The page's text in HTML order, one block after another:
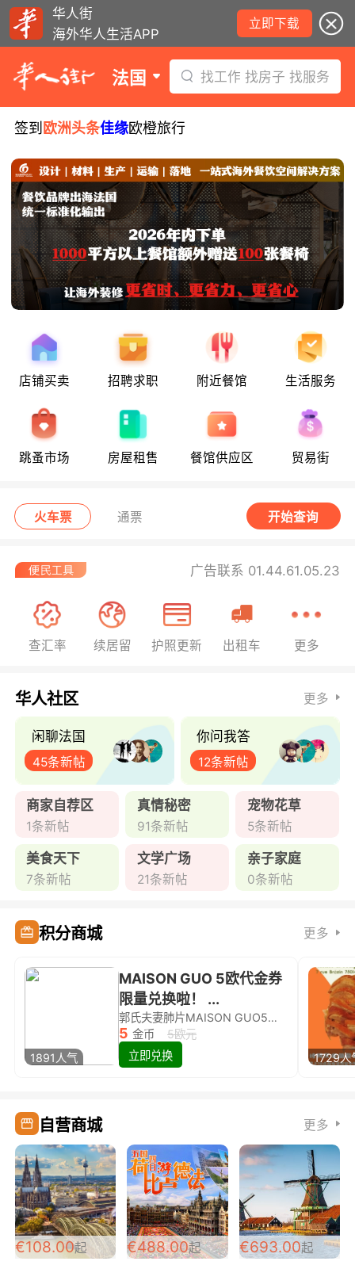
华人街
海外华人生活APP
立即下载
法国 找工作 找房子 找服务
签到 欧洲头条佳缘欧橙旅行
店铺买卖 招聘求职 附近餐馆 生活服务
跳蚤市场 房屋租售 餐馆供应区 贸易街
火车票 通票 开始查询
广告联系 01.44.61.05.23
查汇率 续居留 护照更新 出租车 更多
华人社区 更多
闲聊法国
45条新帖
你问我答
12条新帖
商家自荐区
1条新帖
真情秘密
91条新帖
宠物花草
5条新帖
美食天下
7条新帖
文学广场
21条新帖
亲子家庭
0条新帖
积分商城 更多
1891人气
MAISON GUO 5欧代金券
限量兑换啦！ ...
郭氏夫妻肺片MAISON GUO5欧代金券限量兑换啦！
5 金币
5欧元
立即兑换
1729人
自营商城 更多
€108.00起 €488.00起 €693.00起